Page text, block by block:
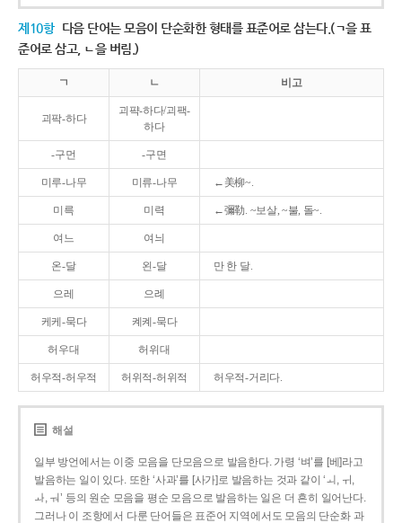
제10항 다음 단어는 모음이 단순화한 형태를 표준어로 삼는다.(ㄱ을 표
준어로 삼고, ㄴ을 버림.)
ㄱ ㄴ 비고
괴팍-하다
괴퍅-하다/괴팩-
하다
-구먼 -구면
미루-나무 미류-나무 ←美柳~.
미륵 미력 ←彌勒. ~보살, ~불, 돌~.
여느 여늬
온-달 왼-달 만 한 달.
으레 으례
케케-묵다 켸켸-묵다
허우대 허위대
허우적-허우적 허위적-허위적 허우적-거리다.
해설
일부 방언에서는 이중 모음을 단모음으로 발음한다. 가령 ‘벼’를 [베]라고
발음하는 일이 있다. 또한 ‘사과’를 [사가]로 발음하는 것과 같이 ‘ㅚ, ㅟ,
ㅘ, ㅝ’ 등의 원순 모음을 평순 모음으로 발음하는 일은 더 흔히 일어난다.
그러나 이 조항에서 다룬 단어들은 표준어 지역에서도 모음의 단순화 과